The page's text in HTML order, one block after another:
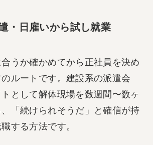
・日雇いから試し就業
合うか確かめてから正社員を決め
ルートです。建設系の派遣会
として解体現場を数週間〜数ヶ
「続けられそうだ」と確信が持
する方法です。